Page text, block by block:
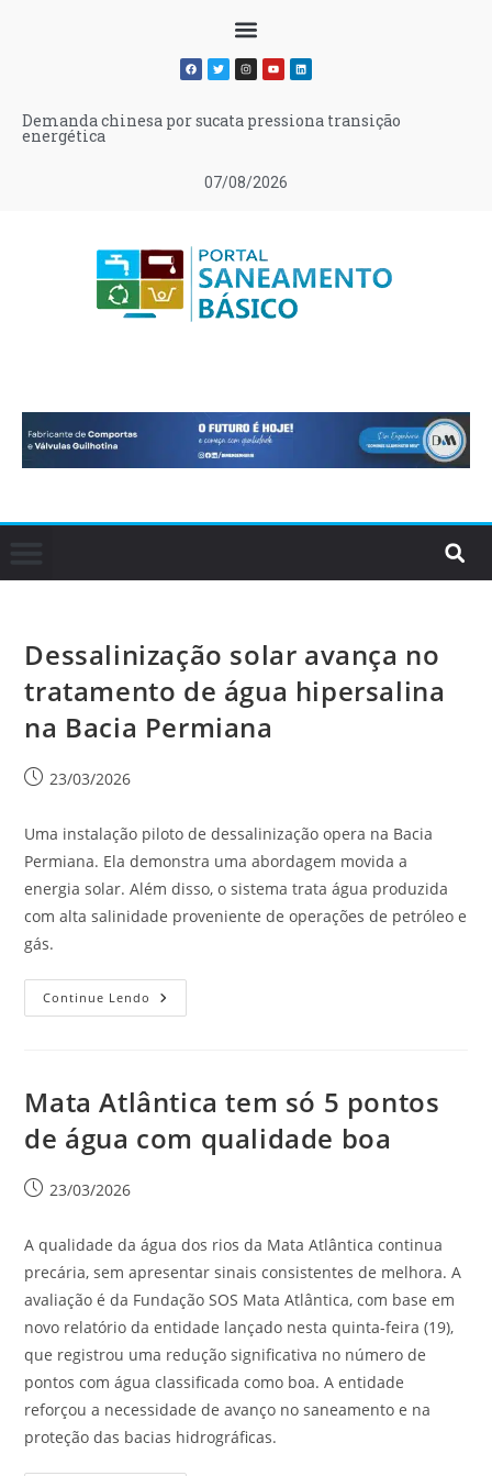
07/08/2026
Demanda chinesa por sucata pressiona transição
energética
Dessalinização solar avança no
tratamento de água hipersalina
na Bacia Permiana
23/03/2026
Uma instalação piloto de dessalinização opera na Bacia
Permiana. Ela demonstra uma abordagem movida a
energia solar. Além disso, o sistema trata água produzida
com alta salinidade proveniente de operações de petróleo e
gás.
Continue Lendo
Mata Atlântica tem só 5 pontos
de água com qualidade boa
23/03/2026
A qualidade da água dos rios da Mata Atlântica continua
precária, sem apresentar sinais consistentes de melhora. A
avaliação é da Fundação SOS Mata Atlântica, com base em
novo relatório da entidade lançado nesta quinta-feira (19),
que registrou uma redução significativa no número de
pontos com água classificada como boa. A entidade
reforçou a necessidade de avanço no saneamento e na
proteção das bacias hidrográficas.